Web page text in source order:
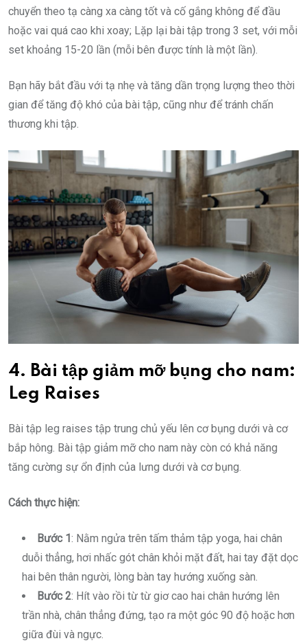
chuyển theo tạ càng xa càng tốt và cố gắng không để đầu
hoặc vai quá cao khi xoay; Lặp lại bài tập trong 3 set, với mỗi
set khoảng 15-20 lần (mỗi bên được tính là một lần).
Bạn hãy bắt đầu với tạ nhẹ và tăng dần trọng lượng theo thời
gian để tăng độ khó của bài tập, cũng như để tránh chấn
thương khi tập.
4. Bài tập giảm mỡ bụng cho nam:
Leg Raises
Bài tập leg raises tập trung chủ yếu lên cơ bụng dưới và cơ
bắp hông. Bài tập giảm mỡ cho nam này còn có khả năng
tăng cường sự ổn định của lưng dưới và cơ bụng.
Cách thực hiện:
Bước 1 : Nằm ngửa trên tấm thảm tập yoga, hai chân
duỗi thẳng, hơi nhấc gót chân khỏi mặt đất, hai tay đặt dọc
hai bên thân người, lòng bàn tay hướng xuống sàn.
Bước 2: Hít vào rồi từ từ giơ cao hai chân hướng lên
trần nhà, chân thẳng đứng, tạo ra một góc 90 độ hoặc hơn
giữa đùi và ngực.